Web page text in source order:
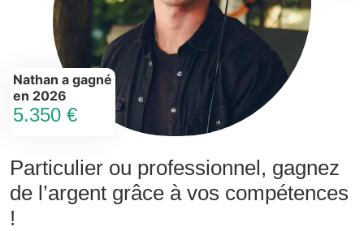
Particulier ou professionnel, gagnez
de l’argent grâce à vos compétences
!
Nathan a gagné
en 2026
5.350 €